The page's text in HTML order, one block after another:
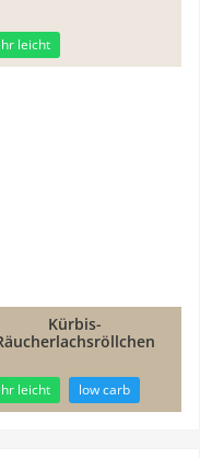
leicht
Kürbis-
leicht low carb